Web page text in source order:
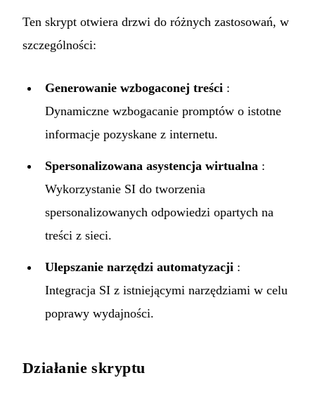
Ten skrypt otwiera drzwi do różnych zastosowań, w
szczególności:
Generowanie wzbogaconej treści :
Dynamiczne wzbogacanie promptów o istotne
informacje pozyskane z internetu.
Spersonalizowana asystencja wirtualna :
Wykorzystanie SI do tworzenia
spersonalizowanych odpowiedzi opartych na
treści z sieci.
Ulepszanie narzędzi automatyzacji :
Integracja SI z istniejącymi narzędziami w celu
poprawy wydajności.
Działanie skryptu